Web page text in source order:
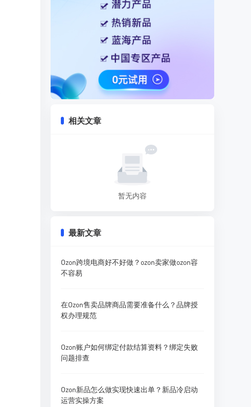
相关文章
暂无内容
最新文章
Ozon跨境电商好不好做？ozon卖家做ozon容
不容易
在Ozon售卖品牌商品需要准备什么？品牌授
权办理规范
Ozon账户如何绑定付款结算资料？绑定失败
问题排查
Ozon新品怎么做实现快速出单？新品冷启动
运营实操方案